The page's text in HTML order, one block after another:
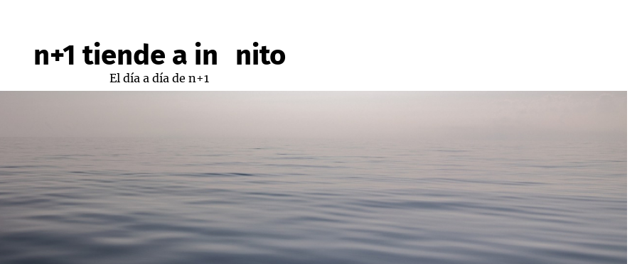
n+1 tiende a infinito
El día a día de n+1